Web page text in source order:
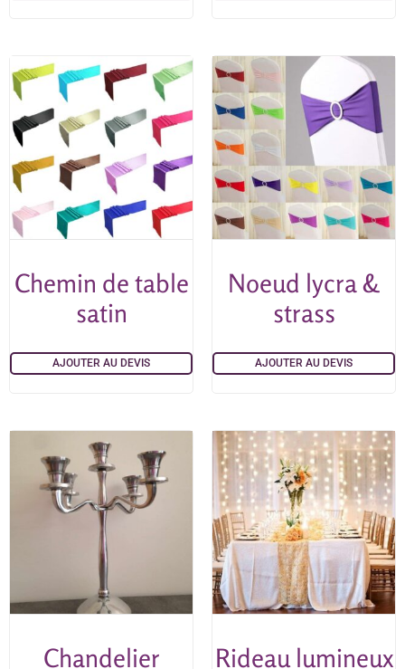
Chemin de table
satin
AJOUTER AU DEVIS
Noeud lycra &
strass
AJOUTER AU DEVIS
Chandelier Rideau lumineux